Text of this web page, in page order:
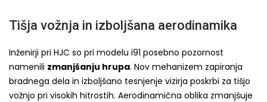
Tišja vožnja in izboljšana aerodinamika
Inženirji pri HJC so pri modelu i91 posebno pozornost
namenili zmanjšanju hrupa. Nov mehanizem zapiranja
bradnega dela in izboljšano tesnjenje vizirja poskrbi za tišjo
vožnjo pri visokih hitrostih. Aerodinamična oblika zmanjšuje